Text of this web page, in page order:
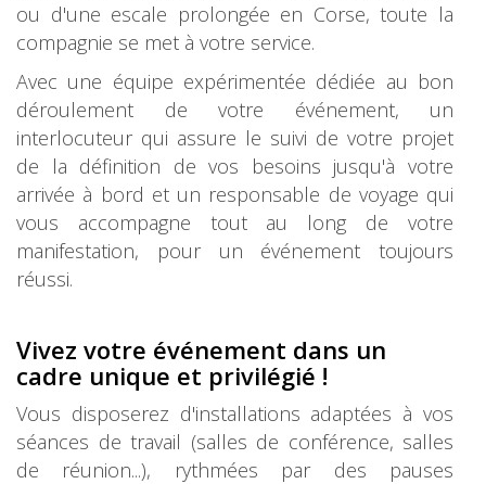
ou d'une escale prolongée en Corse, toute la
compagnie se met à votre service.
Avec une équipe expérimentée dédiée au bon
déroulement de votre événement, un
interlocuteur qui assure le suivi de votre projet
de la définition de vos besoins jusqu'à votre
arrivée à bord et un responsable de voyage qui
vous accompagne tout au long de votre
manifestation, pour un événement toujours
réussi.
Vivez votre événement dans un
cadre unique et privilégié !
Vous disposerez d'installations adaptées à vos
séances de travail (salles de conférence, salles
de réunion...), rythmées par des pauses